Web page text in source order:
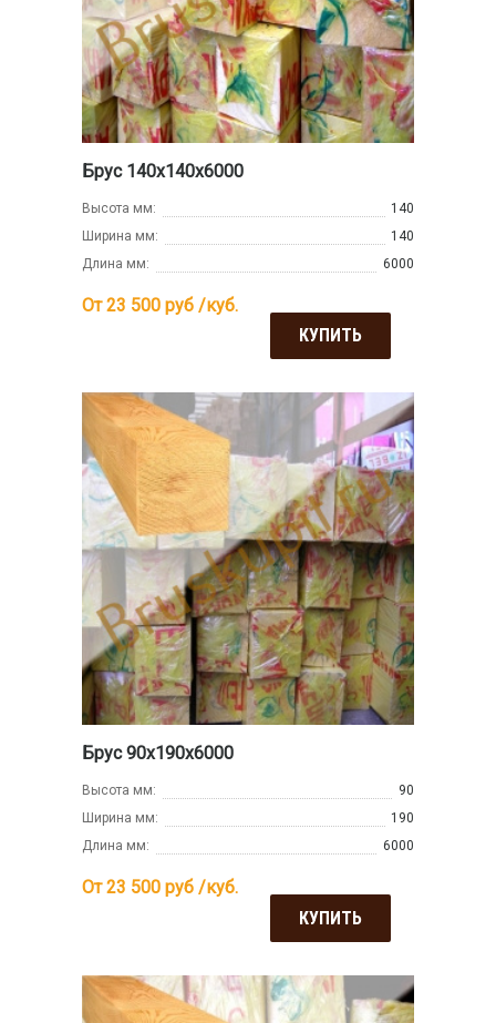
Брус 140х140х6000
Высота мм:
140
Ширина мм:
140
Длина мм:
6000
От 23 500 руб /куб.
КУПИТЬ
Брус 90х190х6000
Высота мм:
90
Ширина мм:
190
Длина мм:
6000
От 23 500 руб /куб.
КУПИТЬ